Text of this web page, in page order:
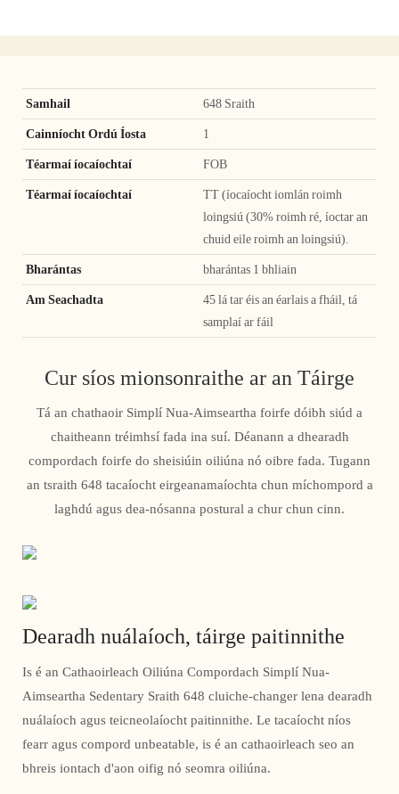
Samhail 648 Sraith
Cainníocht Ordú Íosta 1
Téarmaí íocaíochtaí FOB
Téarmaí íocaíochtaí
TT (íocaíocht iomlán roimh
loingsiú (30% roimh ré, íoctar an
chuid eile roimh an loingsiú).
Bharántas bharántas 1 bhliain
Am Seachadta
45 lá tar éis an éarlais a fháil, tá
samplaí ar fáil
Cur síos mionsonraithe ar an Táirge
Tá an chathaoir Simplí Nua-Aimseartha foirfe dóibh siúd a
chaitheann tréimhsí fada ina suí. Déanann a dhearadh
compordach foirfe do sheisiúin oiliúna nó oibre fada. Tugann
an tsraith 648 tacaíocht eirgeanamaíochta chun míchompord a
laghdú agus dea-nósanna postural a chur chun cinn.
Dearadh nuálaíoch, táirge paitinnithe
Is é an Cathaoirleach Oiliúna Compordach Simplí Nua-
Aimseartha Sedentary Sraith 648 cluiche-changer lena dearadh
nuálaíoch agus teicneolaíocht paitinnithe. Le tacaíocht níos
fearr agus compord unbeatable, is é an cathaoirleach seo an
bhreis iontach d'aon oifig nó seomra oiliúna.